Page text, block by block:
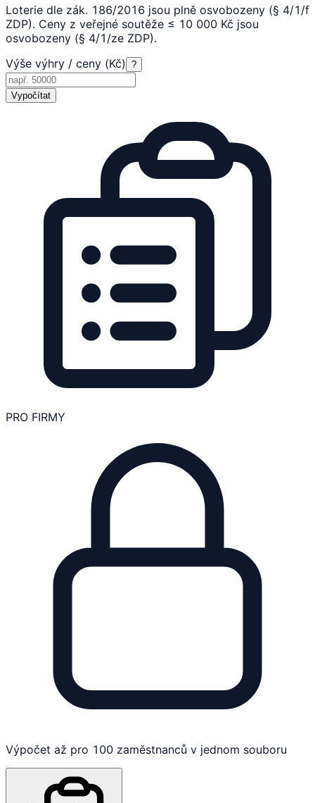
Loterie dle zák. 186/2016 jsou plně osvobozeny (§ 4/1/f
ZDP). Ceny z veřejné soutěže ≤ 10 000 Kč jsou
osvobozeny (§ 4/1/ze ZDP).
Výše výhry / ceny (Kč)
?
Vypočítat
PRO FIRMY
Výpočet až pro 100 zaměstnanců v jednom souboru